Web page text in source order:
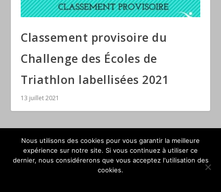
Classement provisoire du
Challenge des Écoles de
Triathlon labellisées 2021
13 juillet 2021
© Ligue Nouvelle-Aquitaine de Triathlon 2026
Nous utilisons des cookies pour vous garantir la meilleure
expérience sur notre site. Si vous continuez à utiliser ce
dernier, nous considérerons que vous acceptez l'utilisation des
cookies.